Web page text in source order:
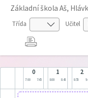
Základní škola Aš,
Třída Učitel
0
7:00 7:45
1
8:00 8:45
2
8:55